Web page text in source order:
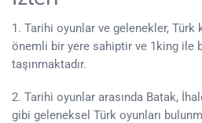
1. Tarihi oyunlar ve gelenekler, Türk
önemli bir yere sahiptir ve 1king ile
taşınmaktadır.
2. Tarihi oyunlar arasında Batak,
gibi geleneksel Türk oyunları